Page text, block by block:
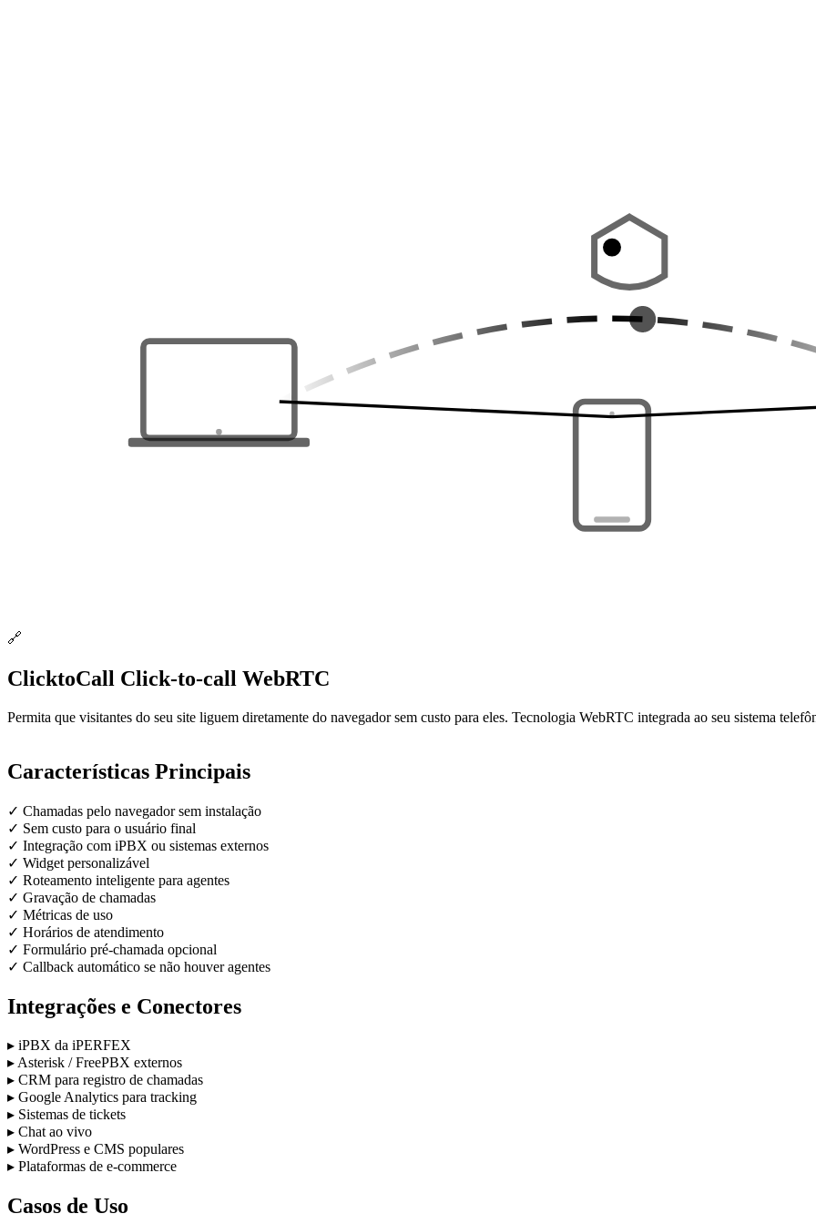
🔗
ClicktoCall Click-to-call WebRTC
Permita que visitantes do seu site liguem diretamente do navegador sem custo para eles. Tecnologia WebRTC integrada ao seu sistema
Características Principais
✓ Chamadas pelo navegador sem instalação
✓ Sem custo para o usuário final
✓ Integração com iPBX ou sistemas externos
✓ Widget personalizável
✓ Roteamento inteligente para agentes
✓ Gravação de chamadas
✓ Métricas de uso
✓ Horários de atendimento
✓ Formulário pré-chamada opcional
✓ Callback automático se não houver agentes
Integrações e Conectores
▸ iPBX da iPERFEX
▸Asterisk / FreePBX externos
▸ CRM para registro de chamadas
▸ Google Analytics para tracking
▸ Sistemas de tickets
▸ Chat ao vivo
▸ WordPress e CMS populares
▸ Plataformas de e-commerce
Casos de Uso